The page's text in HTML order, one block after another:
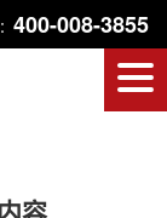
400-008-3855
容